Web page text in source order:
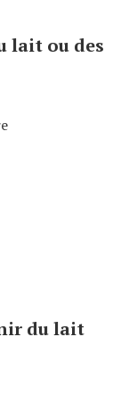
lait ou des
du lait